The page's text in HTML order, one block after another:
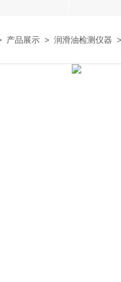
产品展示 > 润滑油检测仪器 >